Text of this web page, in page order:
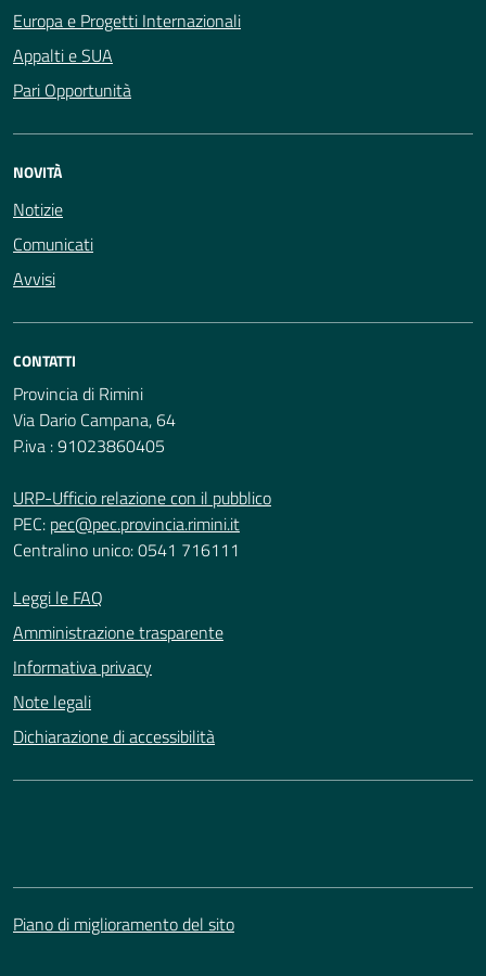
Europa e Progetti Internazionali
Appalti e SUA
Pari Opportunità
NOVITÀ
Notizie
Comunicati
Avvisi
CONTATTI
Provincia di Rimini
Via Dario Campana, 64
P.iva : 91023860405
URP-Ufficio relazione con il pubblico
PEC: pec@pec.provincia.rimini.it
Centralino unico: 0541 716111
Leggi le FAQ
Amministrazione trasparente
Informativa privacy
Note legali
Dichiarazione di accessibilità
Piano di miglioramento del sito